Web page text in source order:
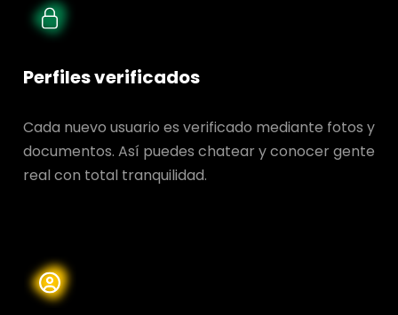
Perfiles verificados
Cada nuevo usuario es verificado mediante fotos y
documentos. Así puedes chatear y conocer gente
real con total tranquilidad.